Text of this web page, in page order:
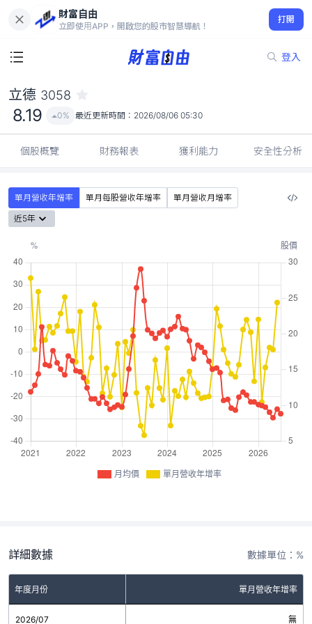
財富自由
立即使用APP，開啟您的股市智慧導航！
打開
登入
8.19
0%
立德 3058
8.19 0% 最近更新時間： 2026/08/06 05:30
個股概覽 財務報表 獲利能力 安全性分析
單月營收年增率 單月每股營收年增率
單月營收月增率
近5年
月均價 單月營收年增率
詳細數據 數據單位：%
年度月份 單月營收年增率
2026/07 無